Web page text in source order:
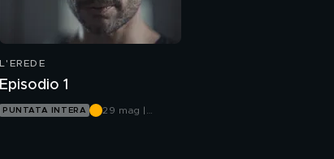
L'EREDE
Episodio 1
PUNTATA INTERA
29 mag |